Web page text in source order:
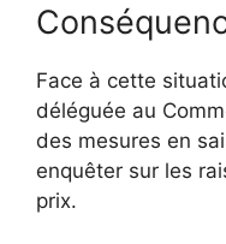
Face à cette
déléguée au
des mesures en
enquêter sur les
prix.